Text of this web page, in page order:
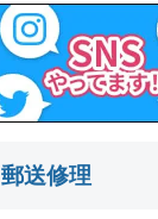
郵送修理